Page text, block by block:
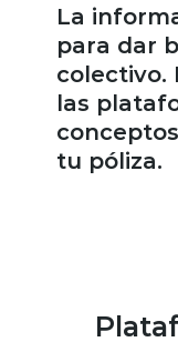
Seguro Salud
Centro de
La
para dar
colectivo.
las
tu póliza.